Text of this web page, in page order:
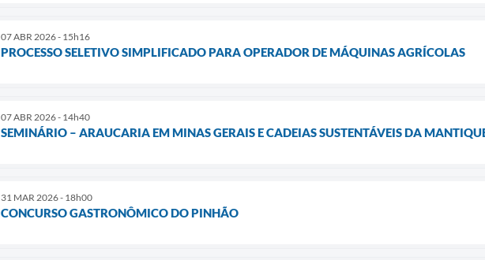
07 ABR 2026 - 15h16
PROCESSO SELETIVO SIMPLIFICADO PARA OPERADOR DE MÁQUINAS AGRÍCOLAS
07 ABR 2026 - 14h40
SEMINÁRIO – ARAUCARIA EM MINAS GERAIS E CADEIAS SUSTENTÁVEIS DA
31 MAR 2026 - 18h00
CONCURSO GASTRONÔMICO DO PINHÃO